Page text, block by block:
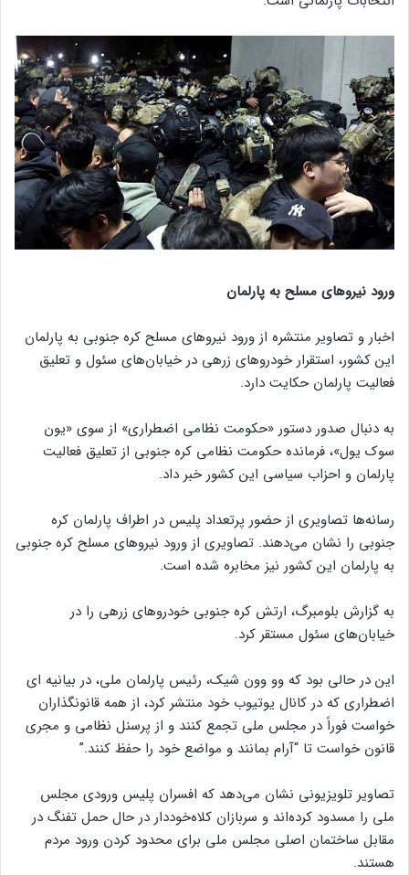
ورود نیرو‌های مسلح به پارلمان
اخبار و تصاویر منتشره از ورود نیرو‌های مسلح کره جنوبی به پارلمان
این کشور، استقرار خودرو‌های زرهی در خیابان‌های سئول و تعلیق
فعالیت پارلمان حکایت دارد.
به دنبال صدور دستور «حکومت نظامی اضطراری» از سوی «یون
سوک یول»، فرمانده حکومت نظامی کره جنوبی از تعلیق فعالیت
پارلمان و احزاب سیاسی این کشور خبر داد.
رسانه‌ها تصاویری از حضور پرتعداد پلیس در اطراف پارلمان کره
جنوبی را نشان می‌دهند. تصاویری از ورود نیرو‌های مسلح کره جنوبی
به پارلمان این کشور نیز مخابره شده است.
به گزارش بلومبرگ، ارتش کره جنوبی خودرو‌های زرهی را در
خیابان‌های سئول مستقر کرد.
این در حالی بود که وو وون شیک، رئیس پارلمان ملی، در بیانیه ای
اضطراری که در کانال یوتیوب خود منتشر کرد، از همه قانونگذاران
خواست فوراً در مجلس ملی تجمع کنند و از پرسنل نظامی و مجری
قانون خواست تا “آرام بمانند و مواضع خود را حفظ کنند.”
تصاویر تلویزیونی نشان می‌دهد که افسران پلیس ورودی مجلس
ملی را مسدود کرده‌اند و سربازان کلاه‌خوددار در حال حمل تفنگ در
مقابل ساختمان اصلی مجلس ملی برای محدود کردن ورود مردم
هستند.